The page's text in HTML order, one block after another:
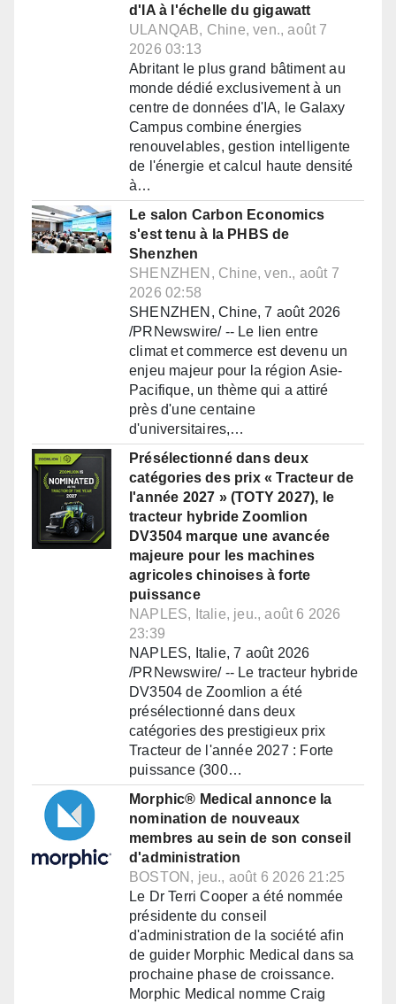
d'IA à l'échelle du gigawatt
ULANQAB, Chine, ven., août 7
2026 03:13
Abritant le plus grand bâtiment au
monde dédié exclusivement à un
centre de données d'IA, le Galaxy
Campus combine énergies
renouvelables, gestion intelligente
de l'énergie et calcul haute densité
à…
Le salon Carbon Economics
s'est tenu à la PHBS de
Shenzhen
SHENZHEN, Chine, ven., août 7
2026 02:58
SHENZHEN, Chine, 7 août 2026
/PRNewswire/ -- Le lien entre
climat et commerce est devenu un
enjeu majeur pour la région Asie-
Pacifique, un thème qui a attiré
près d'une centaine
d'universitaires,…
Présélectionné dans deux
catégories des prix « Tracteur de
l'année 2027 » (TOTY 2027), le
tracteur hybride Zoomlion
DV3504 marque une avancée
majeure pour les machines
agricoles chinoises à forte
puissance
NAPLES, Italie, jeu., août 6 2026
23:39
NAPLES, Italie, 7 août 2026
/PRNewswire/ -- Le tracteur hybride
DV3504 de Zoomlion a été
présélectionné dans deux
catégories des prestigieux prix
Tracteur de l'année 2027 : Forte
puissance (300…
Morphic® Medical annonce la
nomination de nouveaux
membres au sein de son conseil
d'administration
BOSTON, jeu., août 6 2026 21:25
Le Dr Terri Cooper a été nommée
présidente du conseil
d'administration de la société afin
de guider Morphic Medical dans sa
prochaine phase de croissance.
Morphic Medical nomme Craig